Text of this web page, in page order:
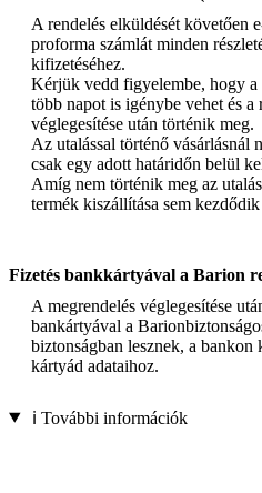
A rendelés elküldését követően
proforma számlát minden
kifizetéséhez.
Kérjük vedd figyelembe, hogy a
több napot is igénybe vehet és a
véglegesítése után történik meg.
Az utalással történő vásárlásnál
csak egy adott határidőn belül
Amíg nem történik meg az
termék kiszállítása sem
Fizetés bankkártyával a Barion
A megrendelés véglegesítése
bankártyával a
biztonságban lesznek, a
kártyád adataihoz.
ℹ️ További információk